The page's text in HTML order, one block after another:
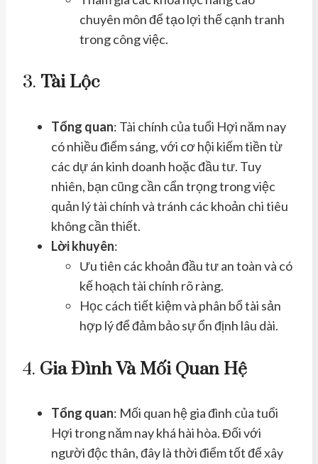
chuyên môn để tạo lợi thế cạnh tranh
trong công việc.
3. Tài Lộc
Tổng quan: Tài chính của tuổi Hợi năm nay
có nhiều điểm sáng, với cơ hội kiếm tiền từ
các dự án kinh doanh hoặc đầu tư. Tuy
nhiên, bạn cũng cần cẩn trọng trong việc
quản lý tài chính và tránh các khoản chi tiêu
không cần thiết.
Lời khuyên:
Ưu tiên các khoản đầu tư an toàn và có
kế hoạch tài chính rõ ràng.
Học cách tiết kiệm và phân bổ tài sản
hợp lý để đảm bảo sự ổn định lâu dài.
4. Gia Đình Và Mối Quan Hệ
Tổng quan: Mối quan hệ gia đình của tuổi
Hợi trong năm nay khá hài hòa. Đối với
người độc thân, đây là thời điểm tốt để xây